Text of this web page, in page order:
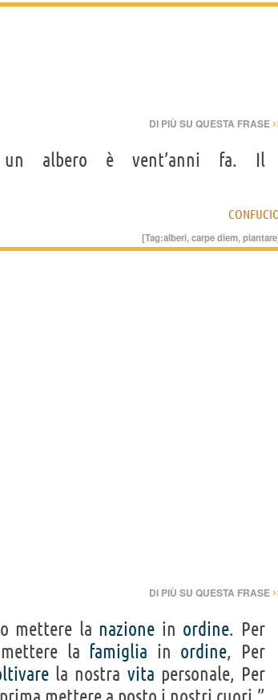
DI PIÙ SU QUESTA FRASE
albero è vent’anni fa. Il
[Tag:alberi,carpe diem,piantare
DI PIÙ SU QUESTA FRASE
mettere la nazione in ordine. Per
la famiglia in ordine, Per
la nostra vita personale, Per